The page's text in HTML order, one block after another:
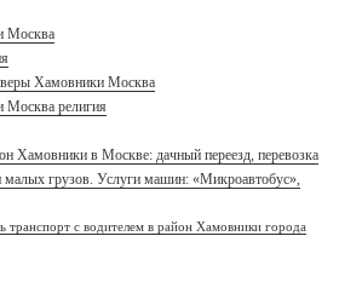
Москва
Хамовники Москва
Москва религия
Хамовники в Москве: дачный переезд, перевозка
малых грузов. Услуги машин: «Микроавтобус»,
транспорт с водителем в район Хамовники города